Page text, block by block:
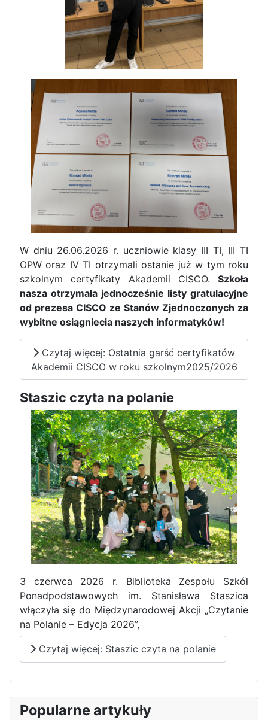
Zakończenie roku maturzystów
Zakończenie praktyk w
Portugalii
Rozpoczęcie kampanii „Gotowi
na kryzys” w ZSP w Iłży
Pierwszy tydzień praktyk
zawodowych naszych uczniów
w Portugalii za nami!
W dniu 26.06.2026 r. uczniowie klasy III TI, III TI
OPW oraz IV TI otrzymali ostanie już w tym roku
szkolnym certyfikaty Akademii CISCO. Szkoła
nasza otrzymała jednocześnie listy gratulacyjne
od prezesa CISCO ze Stanów Zjednoczonych za
wybitne osiągniecia naszych informatyków!
Czytaj więcej: Ostatnia garść certyfikatów
Akademii CISCO w roku szkolnym2025/2026
Staszic czyta na polanie
3 czerwca 2026 r. Biblioteka Zespołu Szkół
Ponadpodstawowych im. Stanisława Staszica
włączyła się do Międzynarodowej Akcji „Czytanie
na Polanie – Edycja 2026”,
Czytaj więcej: Staszic czyta na polanie
Popularne artykuły